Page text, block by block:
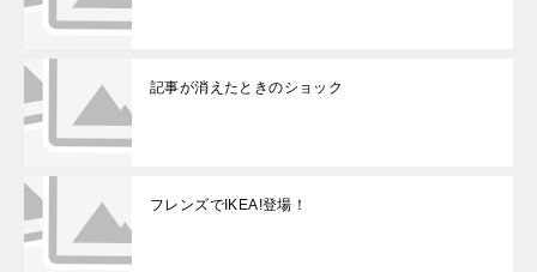
記事が消えたときのショック
フレンズでIKEA!登場！